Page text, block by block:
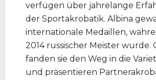
verfügen über jahrelange
der Sportakrobatik. Albina
internationale Medaillen,
2014 russischer Meister wurde.
fanden sie den Weg in die
und präsentieren